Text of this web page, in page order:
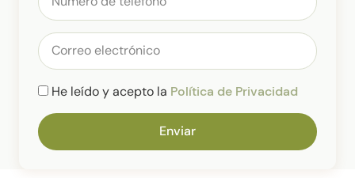
He leído y acepto la Política de Privacidad
Enviar